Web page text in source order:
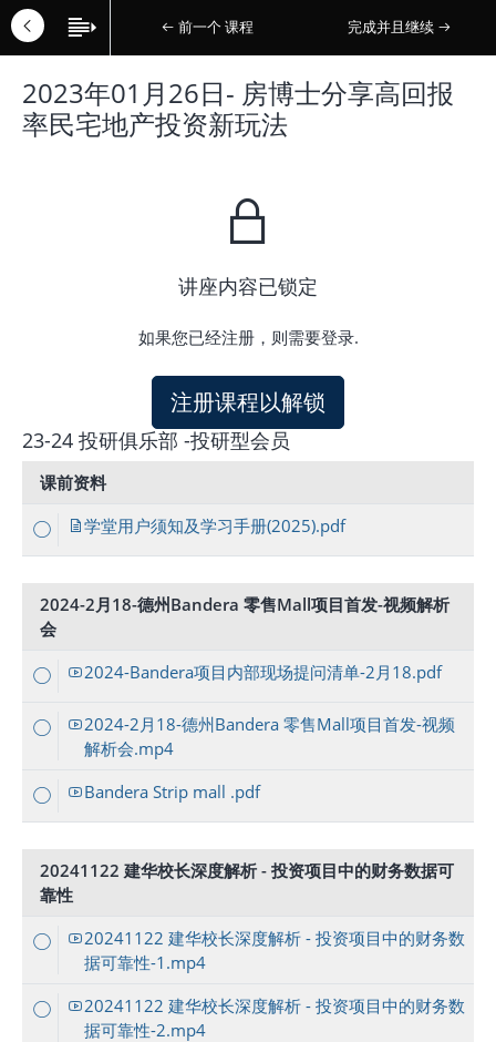
前一个 课程 完成并且继续
2023年01月26日- 房博士分享高回报
率民宅地产投资新玩法
讲座内容已锁定
如果您已经注册，则需要登录.
注册课程以解锁
23-24 投研俱乐部 -投研型会员
课前资料
学堂用户须知及学习手册(2025).pdf
2024-2月18-德州Bandera 零售Mall项目首发-视频解析
会
2024-Bandera项目内部现场提问清单-2月18.pdf
2024-2月18-德州Bandera 零售Mall项目首发-视频
解析会.mp4
Bandera Strip mall .pdf
20241122 建华校长深度解析 - 投资项目中的财务数据可
靠性
20241122 建华校长深度解析 - 投资项目中的财务数
据可靠性-1.mp4
20241122 建华校长深度解析 - 投资项目中的财务数
据可靠性-2.mp4